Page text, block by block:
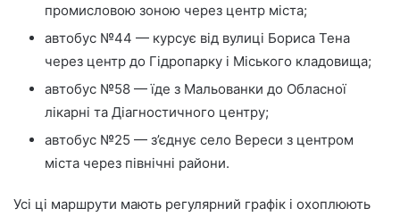
промисловою зоною через центр міста;
автобус №44 — курсує від вулиці Бориса Тена
через центр до Гідропарку і Міського кладовища;
автобус №58 — їде з Мальованки до Обласної
лікарні та Діагностичного центру;
автобус №25 — з’єднує село Вереси з центром
міста через північні райони.
Усі ці маршрути мають регулярний графік і охоплюють